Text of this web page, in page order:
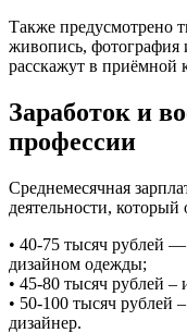
Также предусмотрено
живопись, фотография
расскажут в приёмной
Заработок и
профессии
Среднемесячная
деятельности, который
• 40-75 тысяч рублей
дизайном одежды;
• 45-80 тысяч рублей –
• 50-100 тысяч
дизайнер.